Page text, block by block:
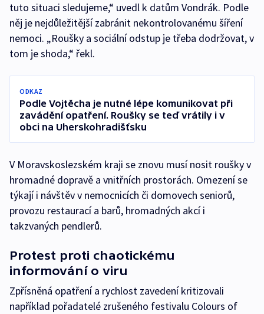
tuto situaci sledujeme,“ uvedl k datům Vondrák. Podle
něj je nejdůležitější zabránit nekontrolovanému šíření
nemoci. „Roušky a sociální odstup je třeba dodržovat, v
tom je shoda,“ řekl.
ODKAZ
Podle Vojtěcha je nutné lépe komunikovat při
zavádění opatření. Roušky se teď vrátily i v
obci na Uherskohradišťsku
V Moravskoslezském kraji se znovu musí nosit roušky v
hromadné dopravě a vnitřních prostorách. Omezení se
týkají i návštěv v nemocnicích či domovech seniorů,
provozu restaurací a barů, hromadných akcí i
takzvaných pendlerů.
Protest proti chaotickému
informování o viru
Zpřísněná opatření a rychlost zavedení kritizovali
například pořadatelé zrušeného festivalu Colours of